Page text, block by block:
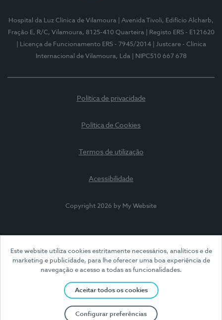
Este website utiliza cookies estritamente necessários, analíticos e de
marketing e publicidade, para lhe oferecer uma boa experiência de
navegação e acesso a todas as funcionalidades.
Aceitar todos os cookies
Configurar preferências
Hospital da Luz Clínica de Vilamoura
| Avenida Tivoli, Edifício Alcharb,
Fração E, R/C, Vilamoura, 8125-410 Quarteira
| Registo ERS - E121620
| Licença de Funcionamento ERS - 7945/2014
| Justcare - Clínica
Internacional de Vilamoura, Lda
| NIPC510 667 678
Política de privacidade
Política de Cookies
Termos de utilização
Acessibilidade
Copyright 2026 by My Website